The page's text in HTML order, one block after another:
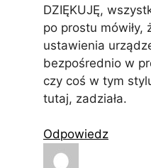
DZIĘKUJĘ,
po prostu mówiły,
ustawienia
bezpośrednio w
czy coś w tym
tutaj, zadziała.
Odpowiedz